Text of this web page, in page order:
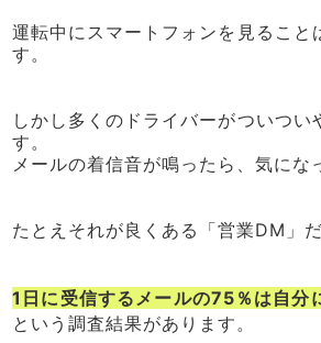
運転中にスマートフォンを見ること
す。
しかし多くのドライバーがついつい
す。
メールの着信音が鳴ったら、気にな
たとえそれが良くある「営業DM」
1日に受信するメールの75％は自分
という調査結果があります。